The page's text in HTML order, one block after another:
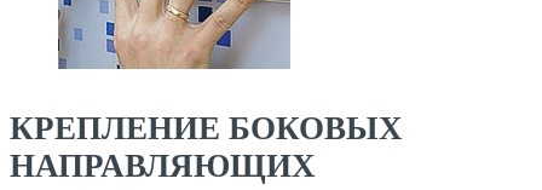
КРЕПЛЕНИЕ БОКОВЫХ
НАПРАВЛЯЮЩИХ